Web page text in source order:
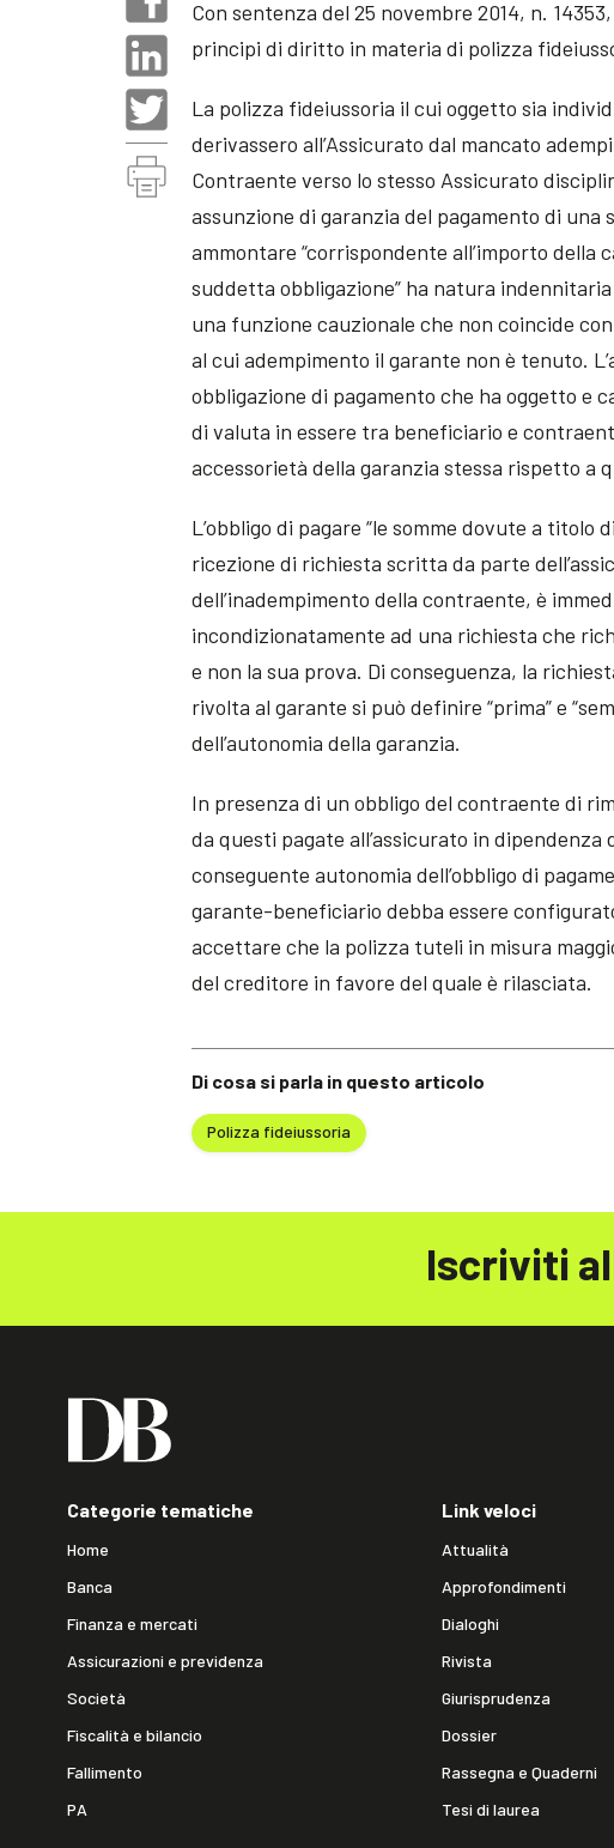
Di cosa si parla in questo articolo
Polizza fideiussoria
Con sentenza del 25 novembre 2014, n.
principi di diritto in materia di polizza
La polizza fideiussoria il cui oggetto sia
derivassero all’Assicurato dal mancato
Contraente verso lo stesso Assicurato
assunzione di garanzia del pagamento di
ammontare “corrispondente all’importo della
suddetta obbligazione” ha natura
una funzione cauzionale che non coincide
al cui adempimento il garante non è tenuto.
obbligazione di pagamento che ha oggetto e
di valuta in essere tra beneficiario e
accessorietà della garanzia stessa rispetto a
L’obbligo di pagare “le somme dovute a
ricezione di richiesta scritta da parte
dell’inadempimento della contraente, è
incondizionatamente ad una richiesta che
e non la sua prova. Di conseguenza, la
rivolta al garante si può definire “prima” e
dell’autonomia della garanzia.
In presenza di un obbligo del contraente di
da questi pagate all’assicurato in dipendenza
conseguente autonomia dell’obbligo di
garante-beneficiario debba essere
accettare che la polizza tuteli in misura
del creditore in favore del quale è rilasciata.
Iscriviti
Categorie tematiche
Home
Banca
Finanza e mercati
Assicurazioni e previdenza
Società
Fiscalità e bilancio
Fallimento
PA
Link veloci
Attualità
Approfondimenti
Dialoghi
Rivista
Giurisprudenza
Dossier
Rassegna e Quaderni
Tesi di laurea